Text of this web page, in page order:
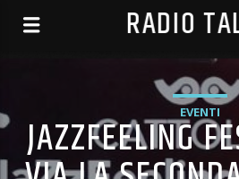
RADIO
EVENTI
JAZZFEELING